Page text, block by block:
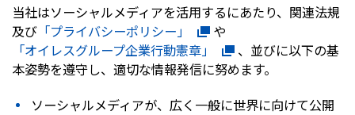
曽田文庫
サイトマップ
ご利用にあたって
当社はソーシャルメディアを活用するにあたり、関連法規
及び 「プライバシーポリシー」
や
「オイレスグループ企業行動憲章」
、並びに以下の基
本姿勢を遵守し、適切な情報発信に努めます。
ソーシャルメディアが、広く一般に世界に向けて公開